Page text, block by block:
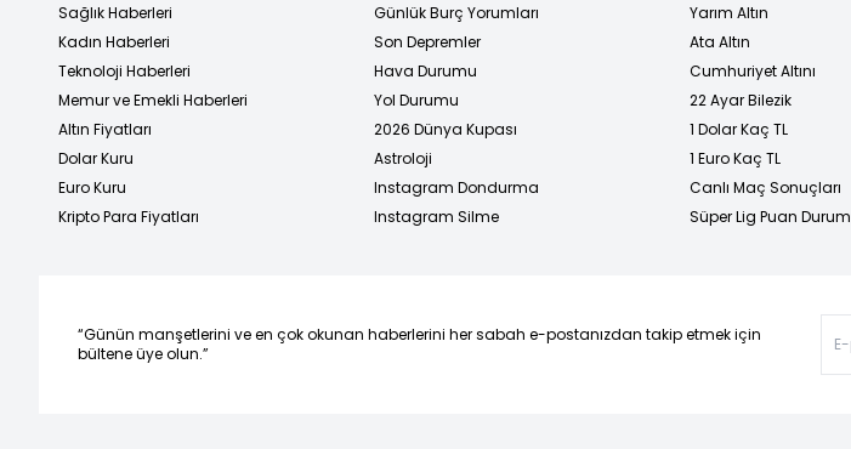
Sağlık Haberleri
Kadın Haberleri
Teknoloji Haberleri
Memur ve Emekli Haberleri
Altın Fiyatları
Dolar Kuru
Euro Kuru
Kripto Para Fiyatları
Günlük Burç Yorumları
Son Depremler
Hava Durumu
Yol Durumu
2026 Dünya Kupası
Astroloji
Instagram Dondurma
Instagram Silme
Yarım Altın
Ata Altın
Cumhuriyet Altını
22 Ayar Bilezik
1 Dolar Kaç TL
1 Euro Kaç TL
Canlı Maç Sonuçları
Süper Lig Puan
“Günün manşetlerini ve en çok okunan haberlerini her sabah e-postanızdan takip etmek için
bültene üye olun.”